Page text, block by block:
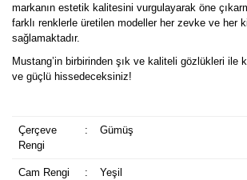
markanın estetik kalitesini vurgulayarak öne
farklı renklerle üretilen modeller her zevke ve her
sağlamaktadır.
Mustang’in birbirinden şık ve kaliteli gözlükleri ile
ve güçlü hissedeceksiniz!
Çerçeve
Rengi
: Gümüş
Cam Rengi : Yeşil